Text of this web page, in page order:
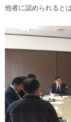
他者に認められると